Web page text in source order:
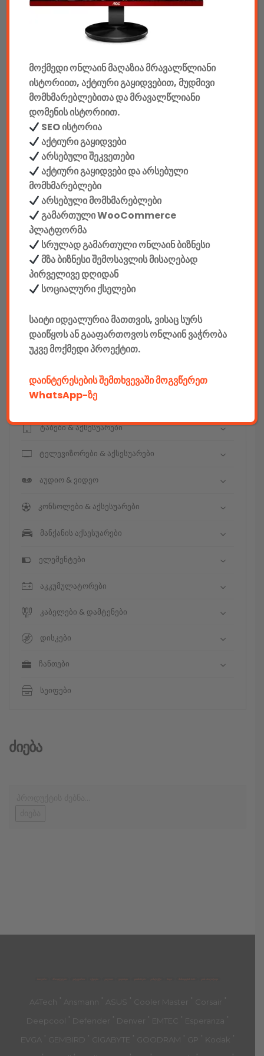
მანქანის აქსესუარები
ელემენტები
აკკუმულატორები
კაბელები & დამტენები
დისკები
ჩანთები
სეიფები
კონსტრუქტორები
E-mobility
კომპიუტერები & აქსესუარები
ტელეფონები & აქსესუარები
კამერები & აქსესუარები
ნოუთბუქები & აქსესუარები
ტაბები & აქსესუარები
ტელევიზორები & აქსესუარები
აუდიო & ვიდეო
კონსოლები & აქსესუარები
მანქანის აქსესუარები
ელემენტები
აკკუმულატორები
კაბელები & დამტენები
დისკები
ჩანთები
სეიფები
Ძიება
მთავარი კალათა
A4Tech ' Ansmann ' ASUS ' Cooler Master ' Corsair '
Deepcool ' Defender ' Denver ' EMTEC ' Esperanza '
EVGA ' GEMBIRD ' GIGABYTE ' GOODRAM ' GP ' Kodak '
მოქმედი ონლაინ მაღაზია მრავალწლიანი
ისტორიით, აქტიური გაყიდვებით, მუდმივი
მომხმარებლებითა და მრავალწლიანი
დომენის ისტორიით.
SEO ისტორია
აქტიური გაყიდვები
არსებული შეკვეთები
აქტიური გაყიდვები და არსებული
მომხმარებლები
არსებული მომხმარებლები
გამართული WooCommerce
პლატფორმა
სრულად გამართული ონლაინ ბიზნესი
მზა ბიზნესი შემოსავლის მისაღებად
პირველივე დღიდან
სოციალური ქსელები
საიტი იდეალურია მათთვის, ვისაც სურს
დაიწყოს ან გააფართოვოს ონლაინ ვაჭრობა
უკვე მოქმედი პროექტით.
დაინტერესების შემთხვევაში მოგვწერეთ
WhatsApp-ზე